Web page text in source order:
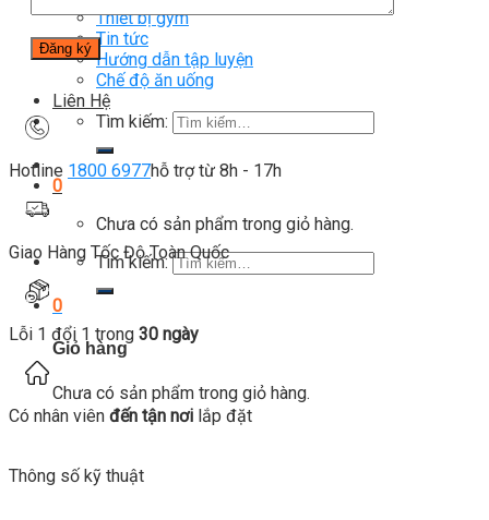
Thiết bị gym
Tin tức
Hướng dẫn tập luyện
Chế độ ăn uống
Liên Hệ
Tìm kiếm:
0
Chưa có sản phẩm trong giỏ hàng.
Tìm kiếm:
0
Giỏ hàng
Chưa có sản phẩm trong giỏ hàng.
Hotline 1800 6977hỗ trợ từ 8h - 17h
Giao Hàng Tốc Độ Toàn Quốc
Lỗi 1 đổi 1 trong 30 ngày
Có nhân viên đến tận nơi lắp đặt
Thông số kỹ thuật